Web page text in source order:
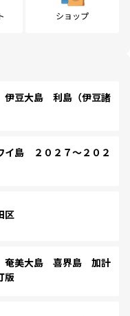
ショップ
豆大島 利島（伊豆諸
島 ２０２７～２０２
区
美大島 喜界島 加計
版